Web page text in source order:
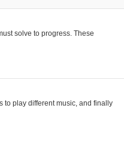
solve to progress. These
to play different music, and finally